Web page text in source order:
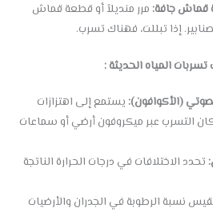
قماش جافة:مرر منديلاً أو قطعة قماش
إذا تبللت، فهناك تسرب.
المياه الحديثة :
(الأكوافون):يستمع إلى اهتزازات
التسرب عبر ميكروفون أرضي أو سماعات
تحدد الاختلافات في درجات الحرارة الناتجة
نسبة الرطوبة في الجدران والأرضيات